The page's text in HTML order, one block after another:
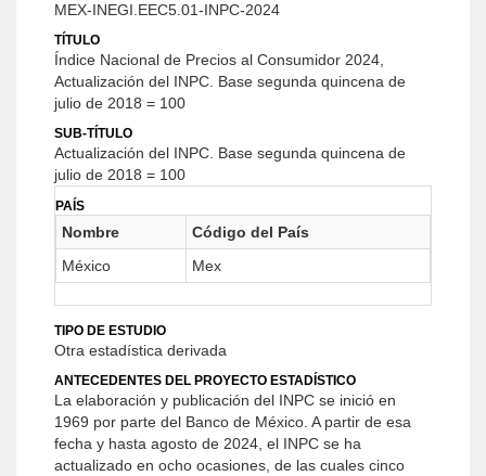
MEX-INEGI.EEC5.01-INPC-2024
TÍTULO
Índice Nacional de Precios al Consumidor 2024,
Actualización del INPC. Base segunda quincena de
julio de 2018 = 100
SUB-TÍTULO
Actualización del INPC. Base segunda quincena de
julio de 2018 = 100
PAÍS
Nombre
Código del País
México
Mex
TIPO DE ESTUDIO
Otra estadística derivada
ANTECEDENTES DEL PROYECTO ESTADÍSTICO
La elaboración y publicación del INPC se inició en
1969 por parte del Banco de México. A partir de esa
fecha y hasta agosto de 2024, el INPC se ha
actualizado en ocho ocasiones, de las cuales cinco